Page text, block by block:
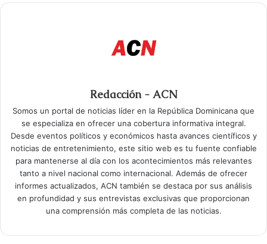
Redacción - ACN
Somos un portal de noticias líder en la República Dominicana que
se especializa en ofrecer una cobertura informativa integral.
Desde eventos políticos y económicos hasta avances científicos y
noticias de entretenimiento, este sitio web es tu fuente confiable
para mantenerse al día con los acontecimientos más relevantes
tanto a nivel nacional como internacional. Además de ofrecer
informes actualizados, ACN también se destaca por sus análisis
en profundidad y sus entrevistas exclusivas que proporcionan
una comprensión más completa de las noticias.